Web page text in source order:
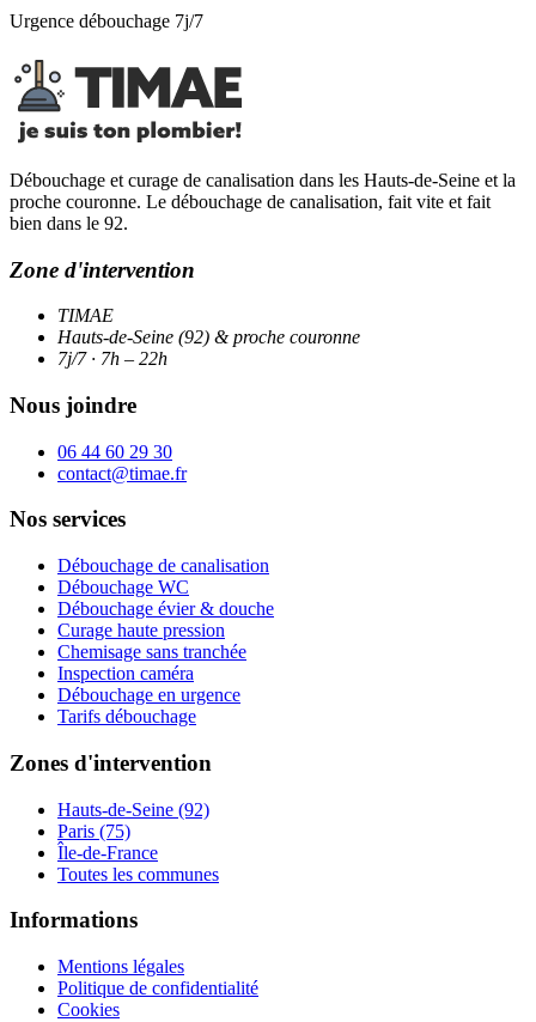
Urgence débouchage 7j/7
Débouchage et curage de canalisation dans les Hauts-de-Seine et la
proche couronne. Le débouchage de canalisation, fait vite et fait
bien dans le 92.
Zone d'intervention
TIMAE
Hauts-de-Seine (92) & proche couronne
7j/7 · 7h – 22h
Nous joindre
06 44 60 29 30
contact@timae.fr
Nos services
Débouchage de canalisation
Débouchage WC
Débouchage évier & douche
Curage haute pression
Chemisage sans tranchée
Inspection caméra
Débouchage en urgence
Tarifs débouchage
Zones d'intervention
Hauts-de-Seine (92)
Paris (75)
Île-de-France
Toutes les communes
Informations
Mentions légales
Politique de confidentialité
Cookies